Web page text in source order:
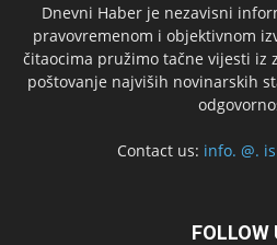
Dnevni Haber je nezavisni
pravovremenom i objektivnom
čitaocima pružimo tačne vijesti iz
poštovanje najviših novinarskih
Contact us: info. @.
FOLLOW